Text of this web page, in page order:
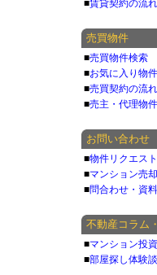
■賃貸契約の流れ
売買物件
■売買物件検索
■お気に入り物件
■売買契約の流れ
■売主・代理物件
お問い合わせ
■物件リクエス
■マンション売
■問合わせ・資
不動産コラム
■マンション投
■部屋探し体験談